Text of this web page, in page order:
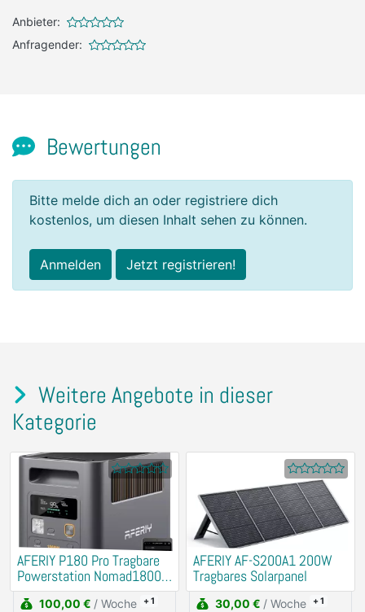
Anbieter:
Anfragender:
Bewertungen
Bitte melde dich an oder registriere dich
kostenlos, um diesen Inhalt sehen zu können.
Anmelden Jetzt registrieren!
Weitere Angebote in dieser
Kategorie
AFERIY P180 Pro Tragbare
Powerstation Nomad1800
Pro | 1800W 1024Wh
100,00 € / Woche + 1
AFERIY ‎AF-S200A1 200W
Tragbares Solarpanel
30,00 € / Woche + 1